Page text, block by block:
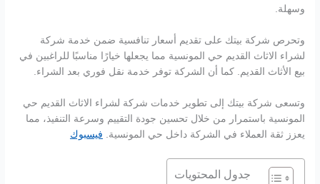
وسهلة.
وتحرص شركة بيتك على تقديم أسعار تنافسية ضمن خدمة شركة
لشراء الاثاث القديم حي المونسية مما يجعلها خيارًا مناسبًا للراغبين في
بيع الأثاث القديم. كما أن الشركة توفر خدمة نقل فوري بعد الشراء.
وتسعى شركة بيتك إلى تطوير خدمات شركة لشراء الاثاث القديم حي
المونسية باستمرار من خلال تحسين جودة التقييم وسرعة التنفيذ، مما
يعزز ثقة العملاء في الشركة داخل حي المونسية. فيسبوك
جدول المحتويات